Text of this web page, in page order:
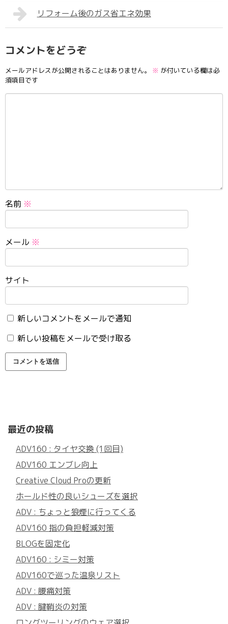
リフォーム後のガス省エネ効果
コメントをどうぞ
メールアドレスが公開されることはありません。 ※ が付いている欄は必
須項目です
名前 ※
メール ※
サイト
新しいコメントをメールで通知
新しい投稿をメールで受け取る
最近の投稿
ADV160 : タイヤ交換 (1回目)
ADV160 エンブレ向上
Creative Cloud Proの更新
ホールド性の良いシューズを選択
ADV : ちょっと狼煙に行ってくる
ADV160 指の負担軽減対策
BLOGを固定化
ADV160 : シミー対策
ADV160で巡った温泉リスト
ADV : 腰痛対策
ADV : 腱鞘炎の対策